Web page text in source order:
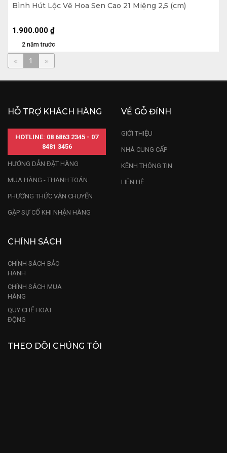
Bình Hút Lộc Vẽ Hoa Sen Cao 21 Miệng 2,5 (cm)
2 năm trước
1.900.000 ₫
« 1 »
HỖ TRỢ KHÁCH HÀNG
HOTLINE: 08 6863 2345 - 07
8481 3456
HƯỚNG DẪN ĐẶT HÀNG
MUA HÀNG - THANH TOÁN
PHƯƠNG THỨC VẬN CHUYỂN
GẶP SỰ CỐ KHI NHẬN HÀNG
VỀ GỖ ĐỈNH
GIỚI THIỆU
NHÀ CUNG CẤP
KÊNH THÔNG TIN
LIÊN HỆ
CHÍNH SÁCH
CHÍNH SÁCH BẢO
HÀNH
CHÍNH SÁCH MUA
HÀNG
QUY CHẾ HOẠT
ĐỘNG
THEO DÕI CHÚNG TÔI